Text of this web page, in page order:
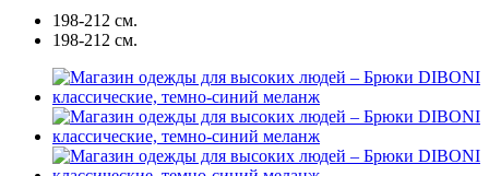
198-212 см.
198-212 см.